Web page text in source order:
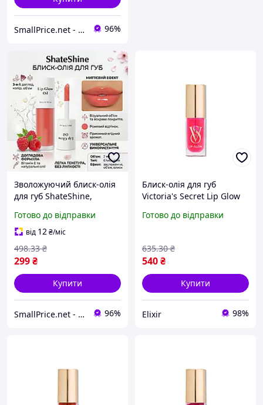
SmallPrice.net - магазин товарів для дому та аксессуарів 96%
Зволожуючий блиск-олія
для губ ShateShine,
Готово до відправки
від 12₴/міс
299₴
498.33 ₴
Купити
SmallPrice.net - магазин товарів для дому та аксессуарів 96%
Блиск-олія для губ
Victoria's Secret Lip Glow
Готово до відправки
540₴
635.30 ₴
Купити
Elixir 98%